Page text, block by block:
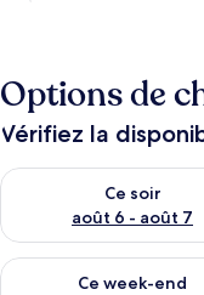
Options de
Vérifiez la
Ce soir
août 6 - août 7
Vérifier la disponibilité
Ce week-end
Vérifier la disponibilité